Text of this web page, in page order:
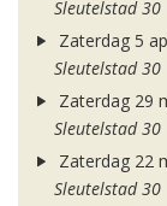
Sleutelstad 30
Zaterdag 5
Sleutelstad 30
Zaterdag 29
Sleutelstad 30
Zaterdag 22
Sleutelstad 30